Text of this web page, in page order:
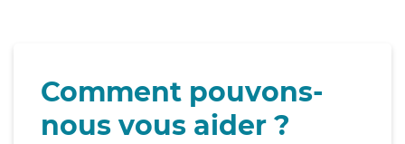
Comment pouvons-
nous vous aider ?